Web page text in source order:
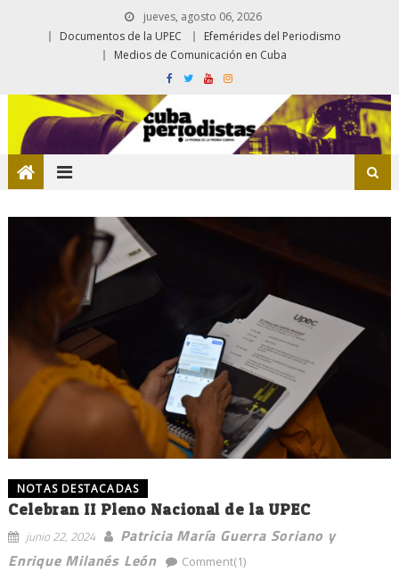
jueves, agosto 06, 2026
Documentos de la UPEC
Efemérides del Periodismo
Medios de Comunicación en Cuba
NOTAS DESTACADAS
Celebran II Pleno Nacional de la UPEC
junio 22, 2024
Patricia María Guerra Soriano y
Enrique Milanés León
Comment(1)